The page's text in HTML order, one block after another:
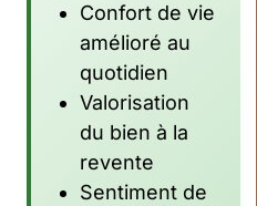
Confort de vie
amélioré au
quotidien
Valorisation
du bien à la
revente
Sentiment de